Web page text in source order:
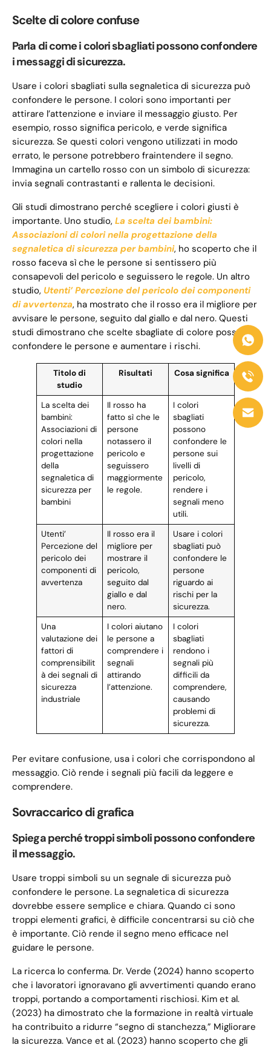
Scelte di colore confuse
Parla di come i colori sbagliati possono confondere
i messaggi di sicurezza.
Usare i colori sbagliati sulla segnaletica di sicurezza può
confondere le persone. I colori sono importanti per
attirare l’attenzione e inviare il messaggio giusto. Per
esempio, rosso significa pericolo, e verde significa
sicurezza. Se questi colori vengono utilizzati in modo
errato, le persone potrebbero fraintendere il segno.
Immagina un cartello rosso con un simbolo di sicurezza:
invia segnali contrastanti e rallenta le decisioni.
Gli studi dimostrano perché scegliere i colori giusti è
importante. Uno studio, La scelta dei bambini:
Associazioni di colori nella progettazione della
segnaletica di sicurezza per bambini, ho scoperto che il
rosso faceva sì che le persone si sentissero più
consapevoli del pericolo e seguissero le regole. Un altro
studio, Utenti’ Percezione del pericolo dei componenti
di avvertenza, ha mostrato che il rosso era il migliore per
avvisare le persone, seguito dal giallo e dal nero. Questi
studi dimostrano che scelte sbagliate di colore possono
confondere le persone e aumentare i rischi.
Titolo di
studio
Risultati Cosa significa
La scelta dei
bambini:
Associazioni di
colori nella
progettazione
della
segnaletica di
sicurezza per
bambini
Il rosso ha
fatto sì che le
persone
notassero il
pericolo e
seguissero
maggiormente
le regole.
I colori
sbagliati
possono
confondere le
persone sui
livelli di
pericolo,
rendere i
segnali meno
utili.
Utenti’
Percezione del
pericolo dei
componenti di
avvertenza
Il rosso era il
migliore per
mostrare il
pericolo,
seguito dal
giallo e dal
nero.
Usare i colori
sbagliati può
confondere le
persone
riguardo ai
rischi per la
sicurezza.
Una
valutazione dei
fattori di
comprensibilit
à dei segnali di
sicurezza
industriale
I colori aiutano
le persone a
comprendere i
segnali
attirando
l’attenzione.
I colori
sbagliati
rendono i
segnali più
difficili da
comprendere,
causando
problemi di
sicurezza.
Per evitare confusione, usa i colori che corrispondono al
messaggio. Ciò rende i segnali più facili da leggere e
comprendere.
Sovraccarico di grafica
Spiega perché troppi simboli possono confondere
il messaggio.
Usare troppi simboli su un segnale di sicurezza può
confondere le persone. La segnaletica di sicurezza
dovrebbe essere semplice e chiara. Quando ci sono
troppi elementi grafici, è difficile concentrarsi su ciò che
è importante. Ciò rende il segno meno efficace nel
guidare le persone.
La ricerca lo conferma. Dr. Verde (2024) hanno scoperto
che i lavoratori ignoravano gli avvertimenti quando erano
troppi, portando a comportamenti rischiosi. Kim et al.
(2023) ha dimostrato che la formazione in realtà virtuale
ha contribuito a ridurre “segno di stanchezza,” Migliorare
la sicurezza. Vance et al. (2023) hanno scoperto che gli